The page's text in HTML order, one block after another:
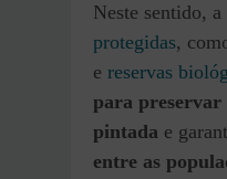
Neste sentido, a
protegidas,
e reservas
para preservar
pintada e
entre as